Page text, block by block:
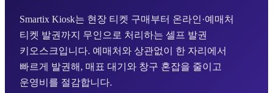
Smartix Kiosk는 현장 티켓 구매부터 온라인·예매처
티켓 발권까지 무인으로 처리하는 셀프 발권
키오스크입니다. 예매처와 상관없이 한 자리에서
빠르게 발권해, 매표 대기와 창구 혼잡을 줄이고
운영비를 절감합니다.